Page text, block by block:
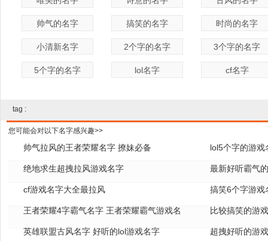
帅气的名字 搞笑的名字 时尚的名字
小清新名字 2个字的名字 3个字的名字
5个字的名字 lol名字 cf名字
tag :
您可能会对以下名字感兴趣>>
帅气拉风的王者荣耀名字 撩妹必备 lol5个字的游
全
绝地求生超拽拉风游戏名字 最新好听霸气
cf游戏名字大全最拉风 搞笑6个字游戏
王者荣耀4字霸气名字 王者荣耀霸气游戏名
字
比较搞笑的游
英雄联盟古风名字 好听的lol游戏名字 超拽好听的游